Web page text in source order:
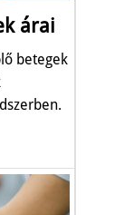
árai
betegek